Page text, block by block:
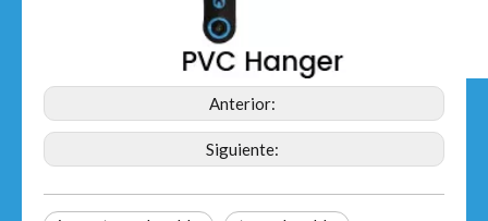
Anterior:
Siguiente: